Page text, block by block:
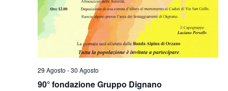
90° fondazione Gruppo Dignano
29 Agosto -30 Agosto